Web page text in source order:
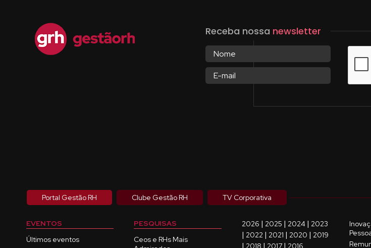
Receba nossa newsletter
Portal Gestão RH Clube Gestão RH TV Corporativa
EVENTOS
Últimos eventos
PESQUISAS
Ceos e RHs Mais
2026 | 2025 | 2024 | 2023
| 2022| 2021 | 2020 | 2019
2018 2017 2016